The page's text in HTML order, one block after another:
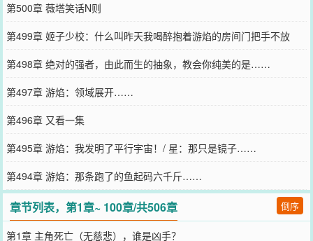
第500章 薇塔笑话N则
第499章 姬子少校：什么叫昨天我喝醉抱着游焰的房间门把手不放
第498章 绝对的强者，由此而生的抽象，教会你纯美的是……
第497章 游焰：领域展开……
第496章 又看一集
第495章 游焰：我发明了平行宇宙！/ 星：那只是镜子……
第494章 游焰：那条跑了的鱼起码六千斤……
章节列表，第1章~ 100章/共506章 倒序
第1章 主角死亡（无慈悲），谁是凶手？